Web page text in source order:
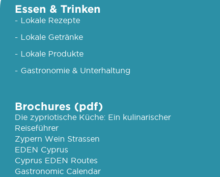
Essen & Trinken
- Lokale Rezepte
- Lokale Getränke
- Lokale Produkte
- Gastronomie & Unterhaltung
Brochures (pdf)
Die zypriotische Küche: Ein kulinarischer
Reiseführer
Zypern Wein Strassen
EDEN Cyprus
Cyprus EDEN Routes
Gastronomic Calendar